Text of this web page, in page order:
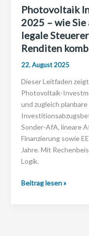
Photovoltaik
2025 – wie
legale
Renditen
22. August 2025
Dieser Leitfaden
Photovoltaik-
und zugleich
Sonder-AfA, lineare
Finanzierung sowie
Jahre. Mit
Logik.
Photovoltaik
Beitrag lesen »